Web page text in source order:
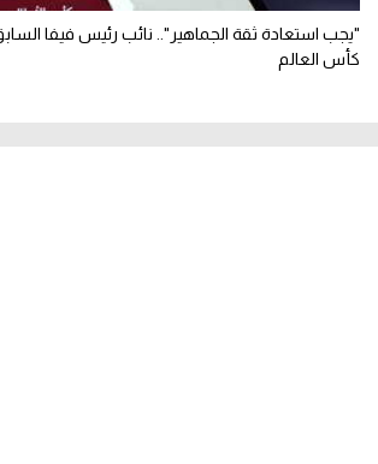
"يجب استعادة ثقة الجماهير".. نائب رئيس فيفا
كأس العالم